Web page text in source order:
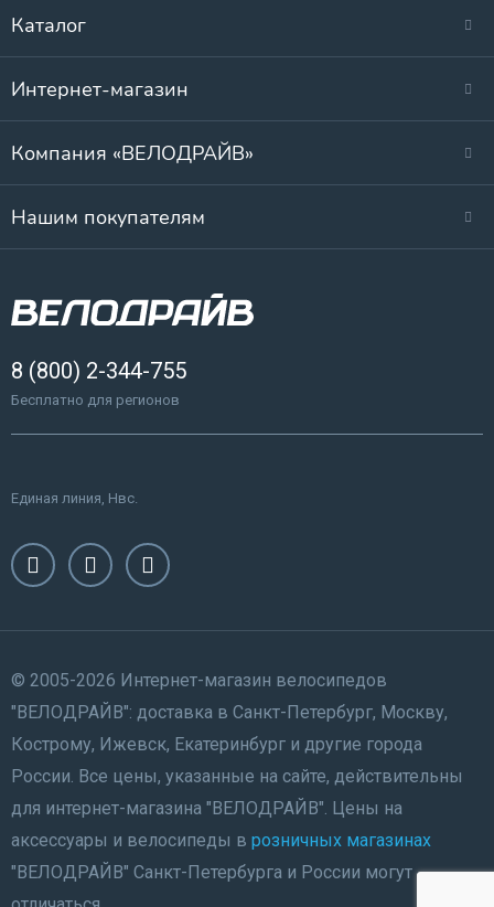
Каталог
Интернет-магазин
Компания «ВЕЛОДРАЙВ»
Нашим покупателям
8 (800) 2-344-755
Бесплатно для регионов
Единая линия, Нвс.
© 2005-2026 Интернет-магазин велосипедов
"ВЕЛОДРАЙВ": доставка в Санкт-Петербург, Москву,
Кострому, Ижевск, Екатеринбург и другие города
России. Все цены, указанные на сайте, действительны
для интернет-магазина "ВЕЛОДРАЙВ". Цены на
аксессуары и велосипеды в розничных магазинах
"ВЕЛОДРАЙВ" Санкт-Петербурга и России могут